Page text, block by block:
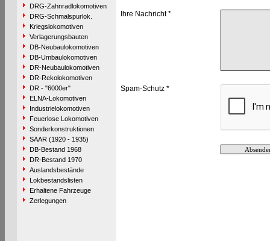
DRG-Zahnradlokomotiven
DRG-Schmalspurlok.
Kriegslokomotiven
Verlagerungsbauten
DB-Neubaulokomotiven
DB-Umbaulokomotiven
DR-Neubaulokomotiven
DR-Rekolokomotiven
DR - "6000er"
ELNA-Lokomotiven
Industrielokomotiven
Feuerlose Lokomotiven
Sonderkonstruktionen
SAAR (1920 - 1935)
DB-Bestand 1968
DR-Bestand 1970
Auslandsbestände
Lokbestandslisten
Erhaltene Fahrzeuge
Zerlegungen
Ihre Nachricht *
Spam-Schutz *